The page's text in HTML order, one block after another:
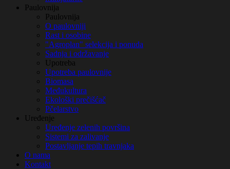
Paulovnija
Paulovnija
O paulovniji
Rast i osobine
"Agroplan" selekcija i ponuda
Sadnja i održavanje
Upotreba
Upotreba paulovnije
Biomasa
Međukultura
Ekološki prečišćač
Pčelarstvo
Uređenje
Uređenje zelenih površina
Sistemi za zalivanje
Postavljanje tepih travnjaka
O nama
Kontakt